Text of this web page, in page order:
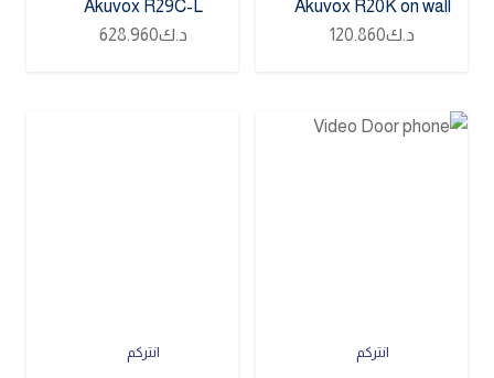
Akuvox R20K on wall
د.ك120.860
Akuvox R29C-L
د.ك628.960
انتركم انتركم